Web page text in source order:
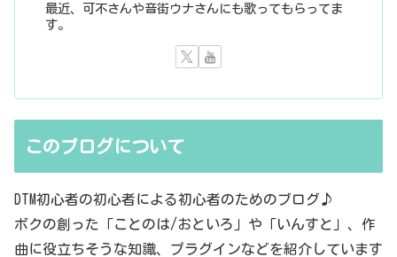
最近、可不さんや音街ウナさんにも歌ってもらってま
す。
このブログについて
DTM初心者の初心者による初心者のためのブログ♪
ボクの創った「ことのは/おといろ」や「いんすと」、作
曲に役立ちそうな知識、プラグインなどを紹介しています